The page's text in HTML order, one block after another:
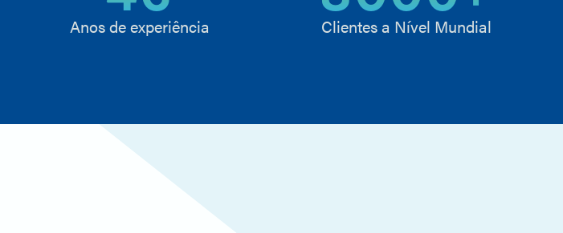
Anos de experiência Clientes a Nível Mundial